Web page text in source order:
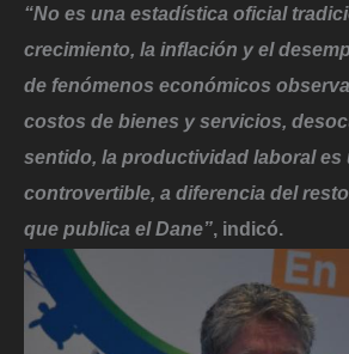
“No es una estadística oficial
crecimiento, la inflación y el
de fenómenos económicos
costos de bienes y servicios,
sentido, la productividad laboral es
controvertible, a diferencia del
que publica el Dane”, indicó.